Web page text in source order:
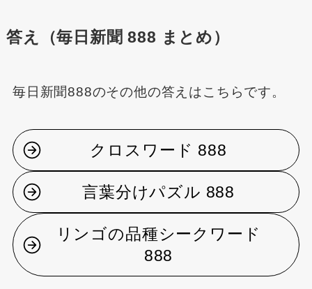
答え（毎日新聞 888 まとめ）
毎日新聞888のその他の答えはこちらです。
クロスワード 888
言葉分けパズル 888
リンゴの品種シークワード
888